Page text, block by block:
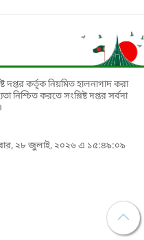
দপ্তর কর্তৃক নিয়মিত হালনাগাদ করা
নিশ্চিত করতে সংশ্লিষ্ট দপ্তর সর্বদা
২৮ জুলাই, ২০২৬ এ ১৫:৪৯:০৯